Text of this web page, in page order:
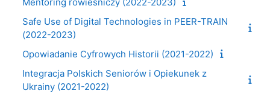
Safe Use of Digital Technologies in PEER-TRAIN
(2022-2023)
Opowiadanie Cyfrowych Historii (2021-2022)
Integracja Polskich Seniorów i Opiekunek z
Ukrainy (2021-2022)